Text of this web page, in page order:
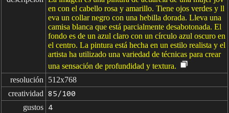
en con el cabello rosa y amarillo. Tiene ojos verdes y ll
eva un collar negro con una hebilla dorada. Lleva una
camisa blanca que está parcialmente desabotonada. El
fondo es de un azul claro con un círculo azul oscuro en
el centro. La pintura está hecha en un estilo realista y el
artista ha utilizado una variedad de técnicas para crear
una sensación de profundidad y textura.
resolución
512x768
creatividad
85/100
gustos 4